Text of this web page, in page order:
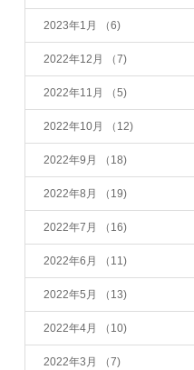
2023年1月 （6)
2022年12月 （7)
2022年11月 （5)
2022年10月 （12)
2022年9月 （18)
2022年8月 （19)
2022年7月 （16)
2022年6月 （11)
2022年5月 （13)
2022年4月 （10)
2022年3月 （7)